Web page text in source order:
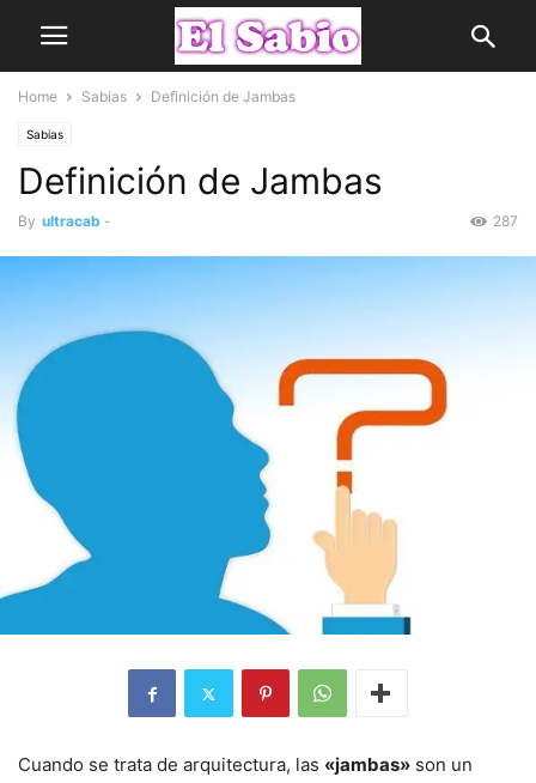
Home Sabias Definición de Jambas
Sabias
Definición de Jambas
By ultracab - 287
Cuando se trata de arquitectura, las «jambas» son un